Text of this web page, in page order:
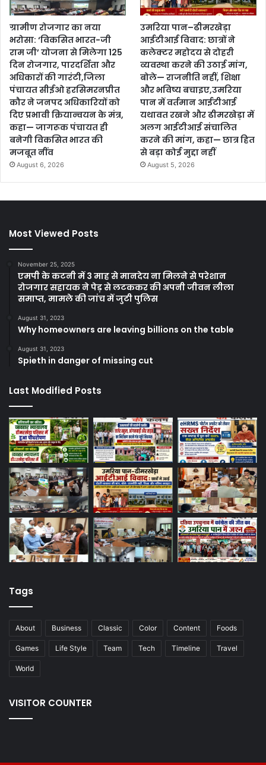
ग्रामीण रोजगार का नया
भरोसा: ‘विकसित भारत-जी
राम जी’ योजना से मिलेगा 125
दिन रोजगार, पारदर्शिता और
अधिकारों की गारंटी,जिला
पंचायत सीईओ हरसिमरनप्रीत
कौर ने जनपद अधिकारियों को
दिए प्रभावी क्रियान्वयन के मंत्र,
कहा— जागरूक पंचायत ही
बनेगी विकसित भारत की
मजबूत नींव
August 6, 2026
उमरिया पान–ढीमरखेड़ा
आईटीआई विवाद: छात्रों ने
कलेक्टर महोदय से दोहरी
व्यवस्था करने की उठाई मांग,
बोले— राजनीति नहीं, शिक्षा
और भविष्य बचाइए,उमरिया
पान में वर्तमान आईटीआई
यथावत रखने और ढीमरखेड़ा में
अलग आईटीआई संचालित
करने की मांग, कहा— छात्र हित
से बड़ा कोई मुद्दा नहीं
August 5, 2026
Most Viewed Posts
November 25, 2025
एमपी के कटनी में 3 माह से मानदेय ना मिलने से परेशान
रोजगार सहायक ने पेड़ से लटककर की अपनी जीवन लीला
समाप्त, मामले की जांच में जुटी पुलिस
August 31, 2023
Why homeowners are leaving billions on the table
August 31, 2023
Spieth in danger of missing cut
Last Modified Posts
Tags
About Business Classic Color Content Foods
Games Life Style Team Tech Timeline Travel
World
VISITOR COUNTER